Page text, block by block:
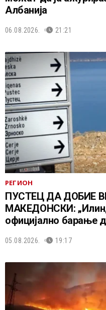
Албанија
06.08.2026. 21:21
РЕГИОН
ПУСТЕЦ ДА ДОБИЕ
МАКЕДОНСКИ:
официјално барање
05.08.2026. 19:17